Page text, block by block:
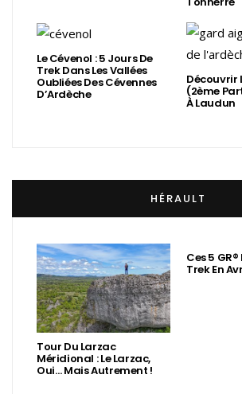
Le Cévenol : 5 Jours De
Trek Dans Les Vallées
Oubliées Des Cévennes
D’Ardèche
Découvrir
(2ème
À Laudun
HÉRAULT
Tour Du Larzac
Méridional : Le Larzac,
Oui… Mais Autrement !
Ces 5
Trek En